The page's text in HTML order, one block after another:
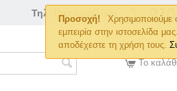
Προσοχή!
εμπειρία στην ιστοσελίδα
αποδέχεστε τη χρήση τους.
Τηλ. Παραγγελιών
Το